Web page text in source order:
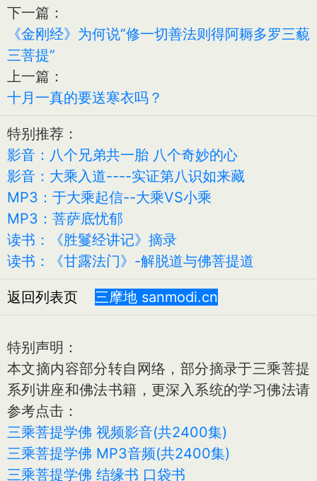
下一篇：
《金刚经》为何说“修一切善法则得阿耨多罗三藐
三菩提”
上一篇：
十月一真的要送寒衣吗？
特别推荐：
影音：八个兄弟共一胎 八个奇妙的心
影音：大乘入道----实证第八识如来藏
MP3：于大乘起信--大乘VS小乘
MP3：菩萨底忧郁
读书：《胜鬘经讲记》摘录
读书：《甘露法门》-解脱道与佛菩提道
返回列表页 三摩地 sanmodi.cn
特别声明：
本文摘内容部分转自网络，部分摘录于三乘菩提
系列讲座和佛法书籍，更深入系统的学习佛法请
参考点击：
三乘菩提学佛 视频影音(共2400集)
三乘菩提学佛 MP3音频(共2400集)
三乘菩提学佛 结缘书 口袋书